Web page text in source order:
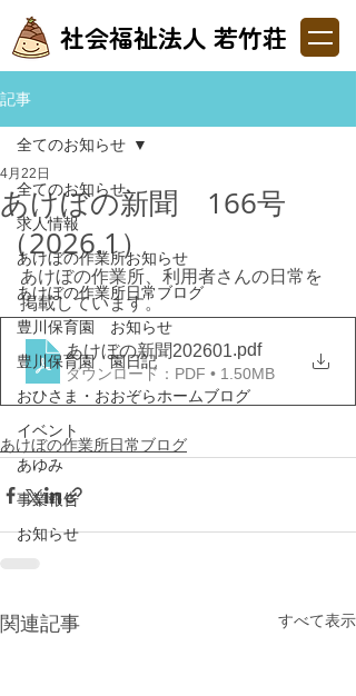
社会福祉法人 若竹荘
記事
全てのお知らせ
求人情報
あけぼの作業所お知らせ
あけぼの作業所日常ブログ
豊川保育園 お知らせ
豊川保育園 園日記
おひさま・おおぞらホームブログ
イベント
あゆみ
事業報告
お知らせ
全てのお知らせ
あけぼの新聞 166号
（2026.1）
4月22日
あけぼの作業所、利用者さんの日常を
掲載しています。
あけぼの新聞202601.pdf
ダウンロード：PDF • 1.50MB
あけぼの作業所日常ブログ
関連記事 すべて表示